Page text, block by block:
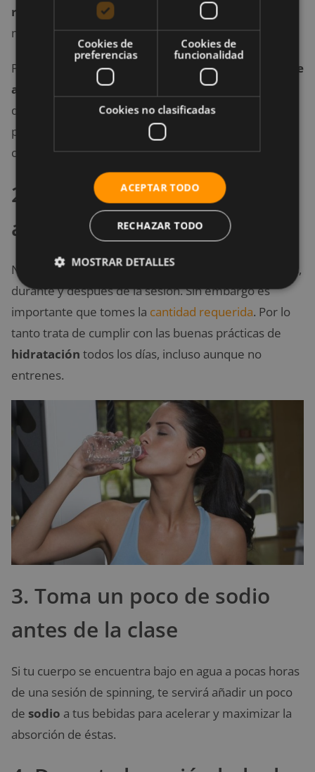
regular la temperatura mediante el sudor
maximizará si inicias de forma correcta.
Para ello es recomendable tomar de500 a 750 ml de
agua
o una bebida con electrolitos unas horas antes
de la sesión, para que tu cuerpo tenga tiempo de
procesar y absorber lo que necesita y eliminar
cualquier exceso.
2. No te excedas en beber
agua
No hay necesidad de tomar un exceso de agua antes,
durante y después de la sesión. Sin embargo es
importante que tomes la cantidad requerida. Por lo
tanto trata de cumplir con las buenas prácticas de
hidratación todos los días, incluso aunque no
entrenes.
3. Toma un poco de sodio
antes de la clase
Si tu cuerpo se encuentra bajo en agua a pocas horas
de una sesión de spinning, te servirá añadir un poco
de sodio a tus bebidas para acelerar y maximizar la
absorción de éstas.
Cookies de
preferencias
Cookies de
funcionalidad
Cookies no clasificadas
ACEPTAR TODO
RECHAZAR TODO
MOSTRAR DETALLES